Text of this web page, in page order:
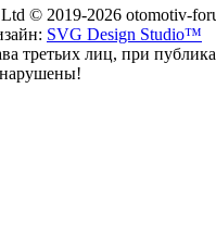
© 2019-2026 otomotiv-
SVG Design Studio™
третьих лиц, при
нарушены!